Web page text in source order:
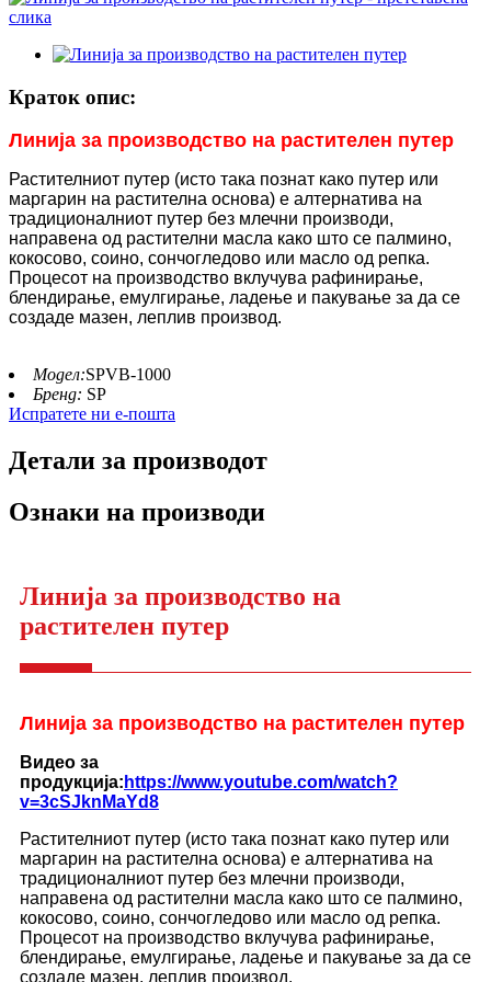
Краток опис:
Линија за производство на растителен путер
Растителниот путер (исто така познат како путер или
маргарин на растителна основа) е алтернатива на
традиционалниот путер без млечни производи,
направена од растителни масла како што се палмино,
кокосово, соино, сончогледово или масло од репка.
Процесот на производство вклучува рафинирање,
блендирање, емулгирање, ладење и пакување за да се
создаде мазен, леплив производ.
Модел:SPVB-1000
Бренд: SP
Испратете ни е-пошта
Детали за производот
Ознаки на производи
Линија за производство на
растителен путер
Линија за производство на растителен путер
Видео за
продукција: https://www.youtube.com/watch?
v=3cSJknMaYd8
Растителниот путер (исто така познат како путер или
маргарин на растителна основа) е алтернатива на
традиционалниот путер без млечни производи,
направена од растителни масла како што се палмино,
кокосово, соино, сончогледово или масло од репка.
Процесот на производство вклучува рафинирање,
блендирање, емулгирање, ладење и пакување за да се
создаде мазен, леплив производ.